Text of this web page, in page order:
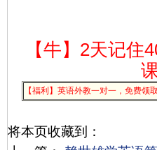
【牛】2天记住
【福利】英语外教一对一，免费领
将本页收藏到：